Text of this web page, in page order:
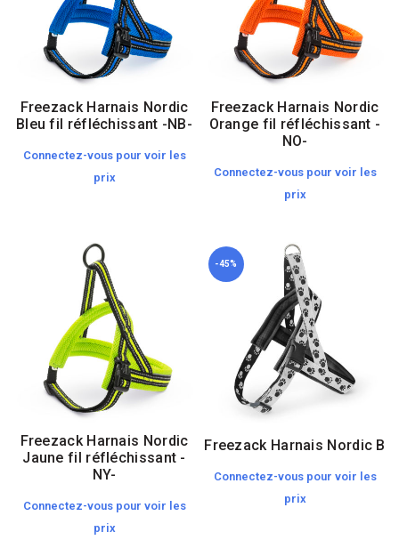
Freezack Harnais Nordic
Bleu fil réfléchissant -NB-
Connectez-vous pour voir les
prix
Freezack Harnais Nordic
Orange fil réfléchissant -
NO-
Connectez-vous pour voir les
prix
Freezack Harnais Nordic
Jaune fil réfléchissant -
NY-
Connectez-vous pour voir les
prix
-45%
Freezack Harnais Nordic B
Connectez-vous pour voir les
prix